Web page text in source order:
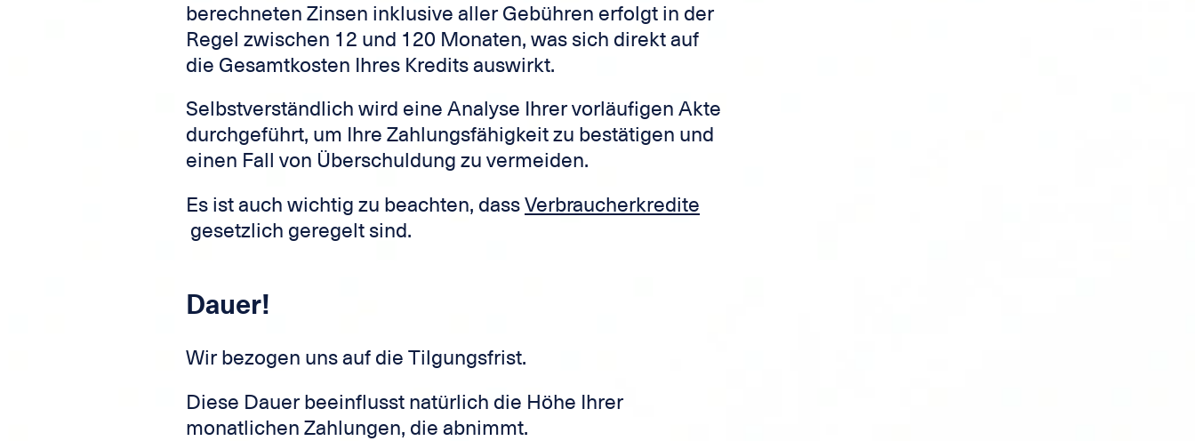
berechneten Zinsen inklusive aller Gebühren erfolgt in der
Regel zwischen 12 und 120 Monaten, was sich direkt auf
die Gesamtkosten Ihres Kredits auswirkt.
Selbstverständlich wird eine Analyse Ihrer vorläufigen Akte
durchgeführt, um Ihre Zahlungsfähigkeit zu bestätigen und
einen Fall von Überschuldung zu vermeiden.
Es ist auch wichtig zu beachten, dassVerbraucherkredite
gesetzlich geregelt sind.
Dauer!
Wir bezogen uns auf die Tilgungsfrist.
Diese Dauer beeinflusst natürlich die Höhe Ihrer
monatlichen Zahlungen, die abnimmt.